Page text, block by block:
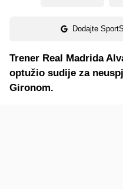
Dodajte
Trener Real Madrida
optužio sudije za
Gironom.